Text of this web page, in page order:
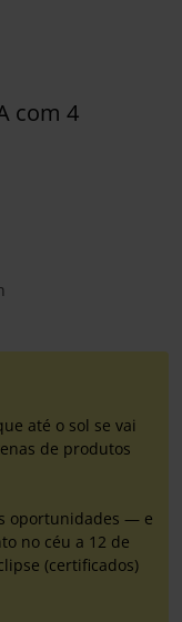
com 4
até o sol se vai
de produtos
oportunidades — e
no céu a 12 de
(certificados)